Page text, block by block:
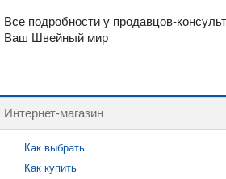
Все подробности у продавцов-
Ваш Швейный мир
Интернет-магазин
Как выбрать
Как купить